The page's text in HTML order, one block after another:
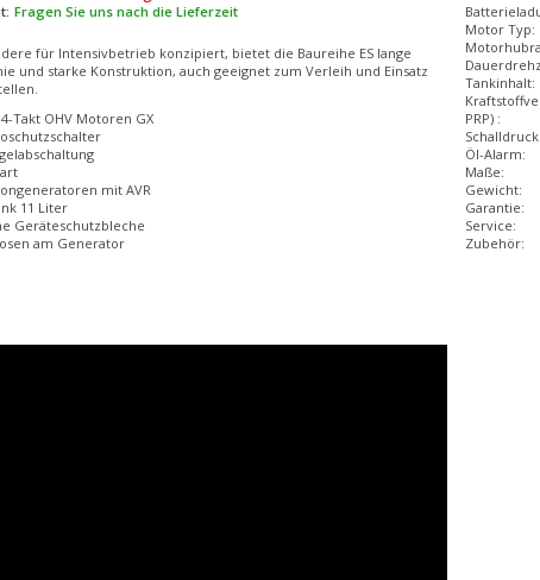
Fragen Sie uns nach die Lieferzeit
für Intensivbetrieb konzipiert, bietet die Baureihe ES lange
und starke Konstruktion, auch geeignet zum Verleih und Einsatz
Takt OHV Motoren GX
mit AVR
11 Liter
Geräteschutzbleche
am Generator
Motor Typ:
Tankinhalt:
PRP) :
Öl-Alarm:
Maße:
Gewicht:
Garantie:
Service:
Zubehör: